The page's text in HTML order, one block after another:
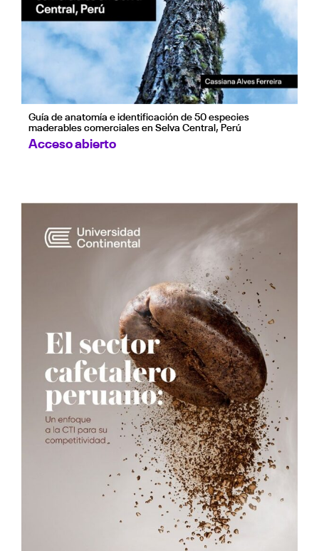
Guía de anatomía e identificación de 50 especies
maderables comerciales en Selva Central, Perú
Acceso abierto